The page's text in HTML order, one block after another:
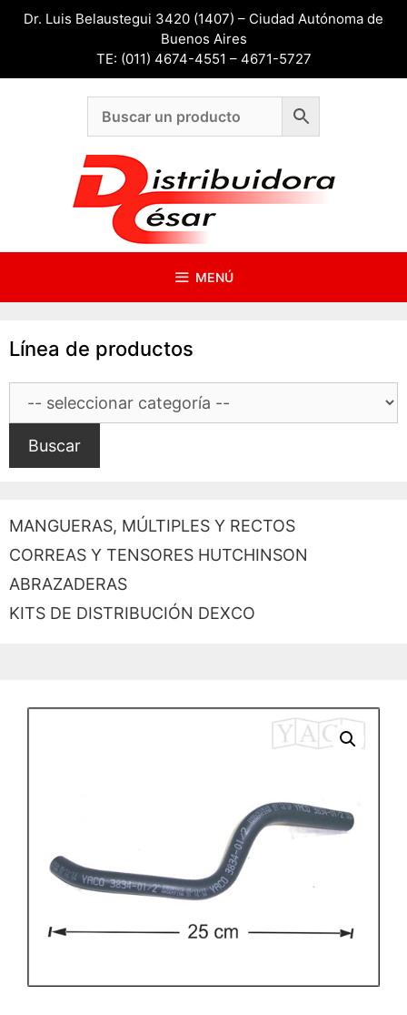
SaltarDr. Luis Belaustegui 3420 (1407) – Ciudad Autónoma de
Buenos Aires
TE: (011) 4674-4551 – 4671-5727
MENÚ
Línea de productos
Buscar
MANGUERAS, MÚLTIPLES Y RECTOS
CORREAS Y TENSORES HUTCHINSON
ABRAZADERAS
KITS DE DISTRIBUCIÓN DEXCO